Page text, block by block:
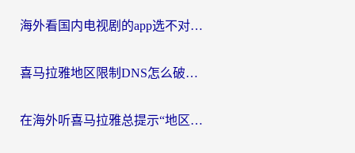
海外看国内电视剧的app选不对？这份回国加速器避坑指南帮你流畅追剧
喜马拉雅地区限制DNS怎么破？海外党听国内音乐听书的终极解决方案
在海外听喜马拉雅总提示“地区限制”？3步轻松解除+听国内音乐全攻略